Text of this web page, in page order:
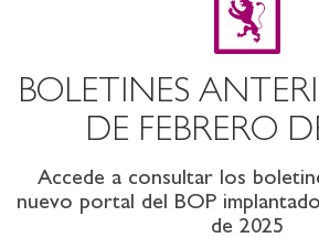
BOLETINES
DE FEBRERO
Accede a consultar los
nuevo portal del BOP
de 2025